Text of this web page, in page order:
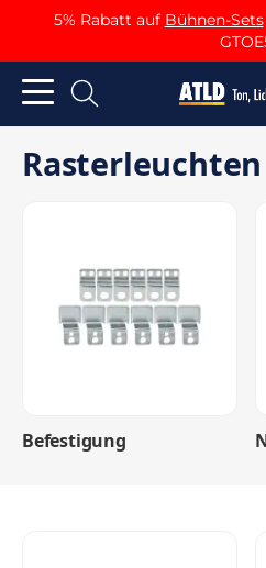
5% Rabatt auf Bühnen-Sets
Rasterleuchten
Befestigung